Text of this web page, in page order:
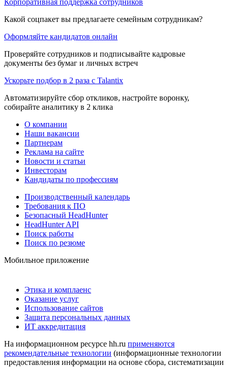
Какой соцпакет вы предлагаете семейным сотрудникам?
Оформляйте кандидатов онлайн
Проверяйте сотрудников и подписывайте кадровые
документы без бумаг и личных встреч
Ускорьте подбор в 2 раза с Talantix
Автоматизируйте сбор откликов, настройте воронку,
собирайте аналитику в 2 клика
О компании
Наши вакансии
Партнерам
Реклама на сайте
Новости и статьи
Инвесторам
Кандидаты по профессиям
Производственный календарь
Требования к ПО
Безопасный HeadHunter
HeadHunter API
Поиск работы
Поиск по резюме
Мобильное приложение
Этика и комплаенс
Оказание услуг
Использование сайтов
Защита персональных данных
ИТ аккредитация
На информационном ресурсе hh.ru применяются
рекомендательные технологии (информационные технологии
предоставления информации на основе сбора, систематизации